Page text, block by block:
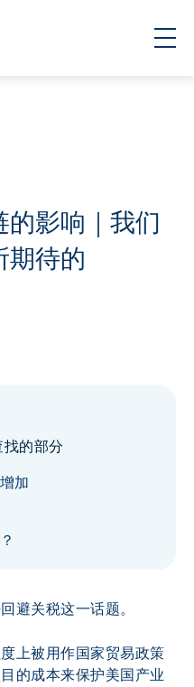
影响｜我们
期待的
的部分
加
避关税这一话题。
上被用作国家贸易政策
的成本来保护美国产业